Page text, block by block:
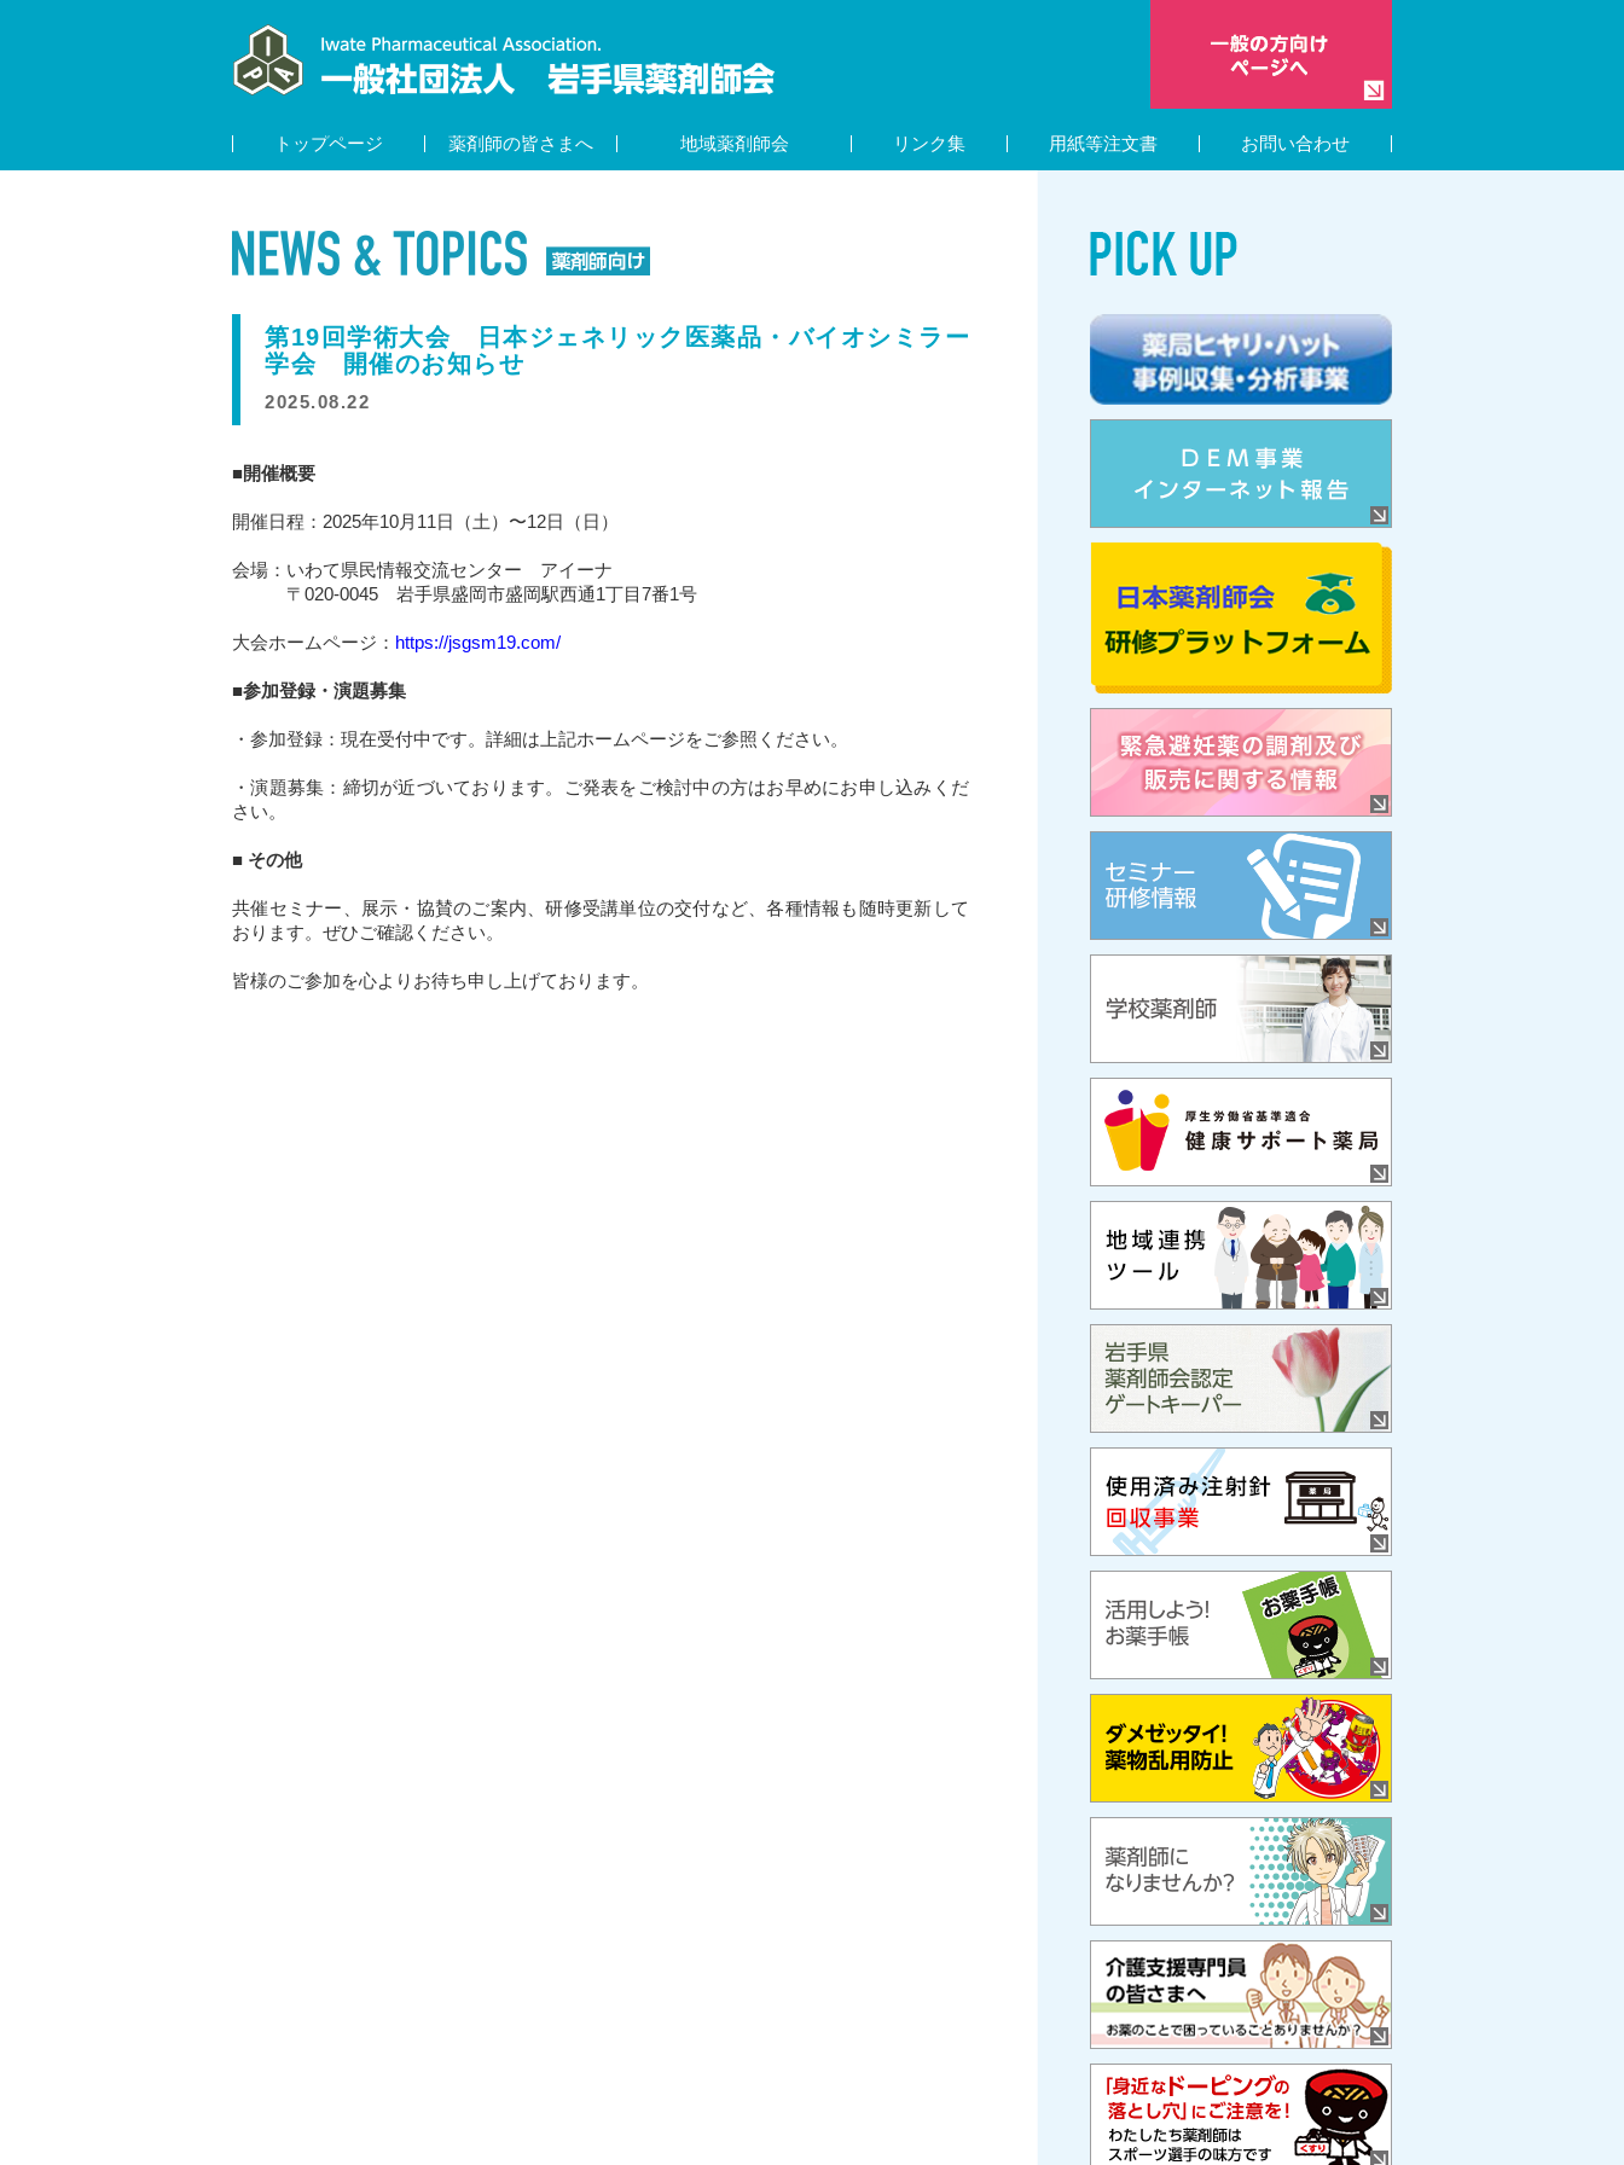
トップページ 薬剤師の皆さまへ 地域薬剤師会 リンク集 用紙等注文書 お問い合わせ
第19回学術大会 日本ジェネリック医薬品・バイオシミラー
学会 開催のお知らせ
2025.08.22
■開催概要
開催日程：2025年10月11日（土）〜12日（日）
会場：いわて県民情報交流センター アイーナ
〒020-0045 岩手県盛岡市盛岡駅西通1丁目7番1号
大会ホームページ： https://jsgsm19.com/
■参加登録・演題募集
・参加登録：現在受付中です。詳細は上記ホームページをご参照ください。
・演題募集：締切が近づいております。ご発表をご検討中の方はお早めにお申し込みくだ
さい。
■ その他
共催セミナー、展示・協賛のご案内、研修受講単位の交付など、各種情報も随時更新して
おります。ぜひご確認ください。
皆様のご参加を心よりお待ち申し上げております。